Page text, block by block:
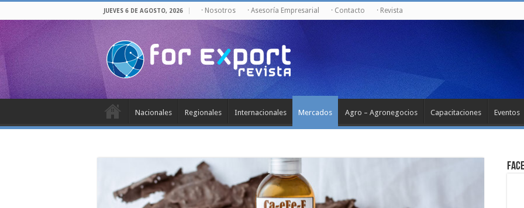
JUEVES 6 DE AGOSTO, 2026 · Nosotros · Asesoría Empresarial · Contacto · Revista
Nacionales Regionales Internacionales Mercados Agro – Agronegocios Capacitaciones Eventos